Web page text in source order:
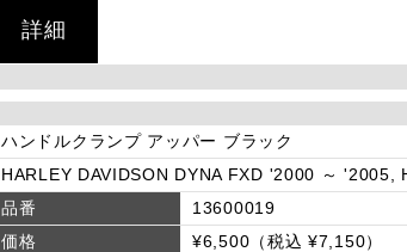
詳細
ハンドルクランプ アッパー ブラック
HARLEY DAVIDSON DYNA FXD '2000 ～
品番
13600019
価格
¥6,500（税込 ¥7,150）